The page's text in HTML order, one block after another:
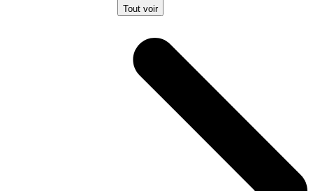
Tout voir